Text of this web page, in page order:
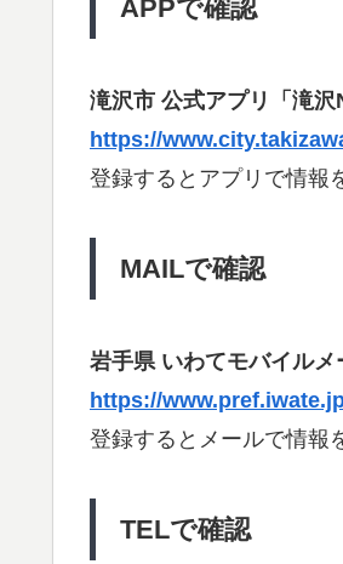
APPで確認
滝沢市 公式アプリ「滝沢
https://
登録するとアプリで情報
MAILで確認
岩手県 いわてモバイルメ
https://
登録するとメールで情報
TELで確認